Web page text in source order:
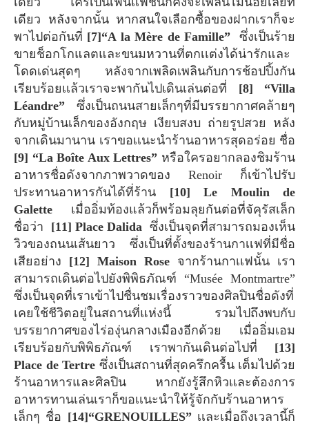
เดียว หลังจากนั้น หากสนใจเลือกซื้อของฝากเราก็จะ
พาไปต่อกันที่ [7]“A la Mère de Famille”ซึ่งเป็นร้าย
ขายช็อกโกแลตและขนมหวานที่ตกเเต่งได้น่ารักและ
โดดเด่นสุดๆ หลังจากเพลิดเพลินกับการช้อปปิ้งกัน
เรียบร้อยเเล้วเราจะพากันไปเดินเล่นต่อที่ [8] “Villa
Léandre” ซึ่งเป็นถนนสายเล็กๆที่มีบรรยากาศคล้ายๆ
กับหมู่บ้านเล็กของอังกฤษ เงียบสงบ ถ่ายรูปสวย หลัง
จากเดินมานาน เราขอเเนะนำร้านอาหารสุดอร่อย ชื่อ
[9] “La Boîte Aux Lettres” หรือใครอยากลองชิมร้าน
อาหารชื่อดังจากภาพวาดของ Renoir ก็เข้าไปรับ
ประทานอาหารกันได้ที่ร้าน [10] Le Moulin de
Galette เมื่ออิ่มท้องแล้วก็พร้อมลุยกันต่อที่จัคุรัสเล็ก
ชื่อว่า [11] Place Dalidaซึ่งเป็นจุดที่สามารถมองเห็น
วิวของถนนเส้นยาว ซึ่งเป็นที่ตั้งของร้านกาเเฟที่มีชื่อ
เสียอย่าง [12] Maison Rose จากร้านกาเเฟนั้น เรา
สามารถเดินต่อไปยังพิพิธภัณฑ์ “Musée Montmartre”
ซึ่งเป็นจุดที่เราเข้าไปชื่นชมเรื่องราวของศิลปินชื่อดังที่
เคยใช้ชีวิตอยู่ในสถานที่แห่งนี้ รวมไปถึงพบกับ
บรรยากาศของไร่องุ่นกลางเมืองอีกด้วย เมื่ออิ่มเอม
เรียบร้อยกับพิพิธภัณฑ์ เราพากันเดินต่อไปที่ [13]
Place de Tertre ซึ่งเป็นสถานที่สุดครึกครื้น เต็มไปด้วย
ร้านอาหารและศิลปิน หากยังรู้สึกหิวเเละต้องการ
อาหารทานเล่นเราก็ขอเเนะนำให้รู้จักกับร้านอาหาร
เล็กๆ ชื่อ [14]“GRENOUILLES” เเละเมื่อถึงเวลานี้ก็